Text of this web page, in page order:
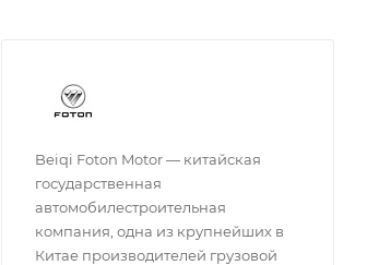
Beiqi Foton Motor — китайская
государственная
автомобилестроительная
компания, одна из крупнейших в
Китае производителей грузовой